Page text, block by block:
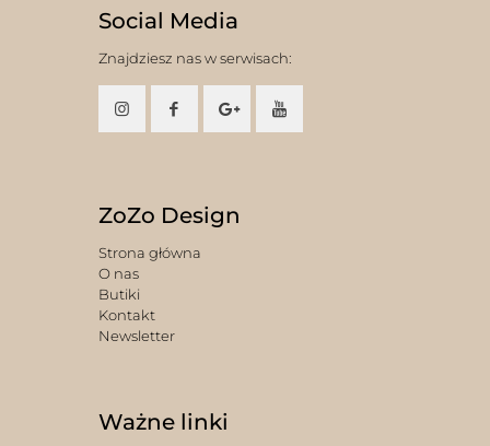
Social Media
Znajdziesz nas w serwisach:
ZoZo Design
Strona główna
O nas
Butiki
Kontakt
Newsletter
Ważne linki